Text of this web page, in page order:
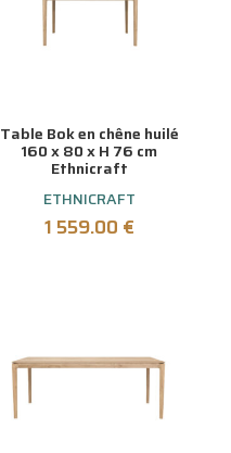
Table Bok en chêne huilé
160 x 80 x H 76 cm
Ethnicraft
ETHNICRAFT
1 559.00 €